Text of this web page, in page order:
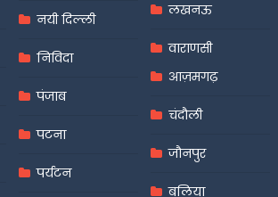
नयी दिल्ली
निविदा
पंजाब
पटना
पर्यटन
लखनऊ
वाराणसी
आज़मगढ़
चंदौली
जौनपुर
बलिया